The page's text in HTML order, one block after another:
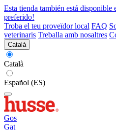
Esta tienda también está disponible
preferido!
Troba el teu proveïdor local FAQ
veterinaris Treballa amb nosaltres
Català
Català
Español (ES)
Gos
Gat